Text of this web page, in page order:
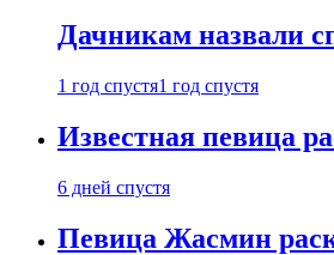
Дачникам назвали
1 год спустя1 год спустя
Известная певица
6 дней спустя
Певица Жасмин